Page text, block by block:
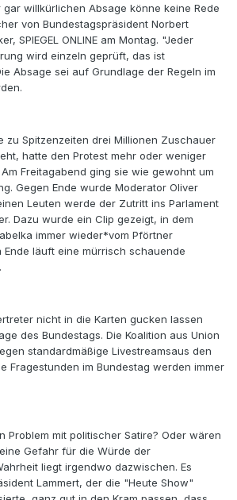
willkürlichen Absage könne keine Rede
von Bundestagspräsident Norbert
SPIEGEL ONLINE am Montag. "Jeder
wird einzeln geprüft, das ist
Absage sei auf Grundlage der Regeln im
zu Spitzenzeiten drei Millionen Zuschauer
hatte den Protest mehr oder weniger
Freitagabend ging sie wie gewohnt um
Gegen Ende wurde Moderator Oliver
Leuten werde der Zutritt ins Parlament
Dazu wurde ein Clip gezeigt, in dem
immer wieder*vom Pförtner
Ende läuft eine mürrisch schauende
nicht in die Karten gucken lassen
des Bundestags. Die Koalition aus Union
standardmäßige Livestreamsaus den
Fragestunden im Bundestag werden immer
Problem mit politischer Satire? Oder wären
Gefahr für die Würde der
liegt irgendwo dazwischen. Es
Lammert, der die "Heute Show"